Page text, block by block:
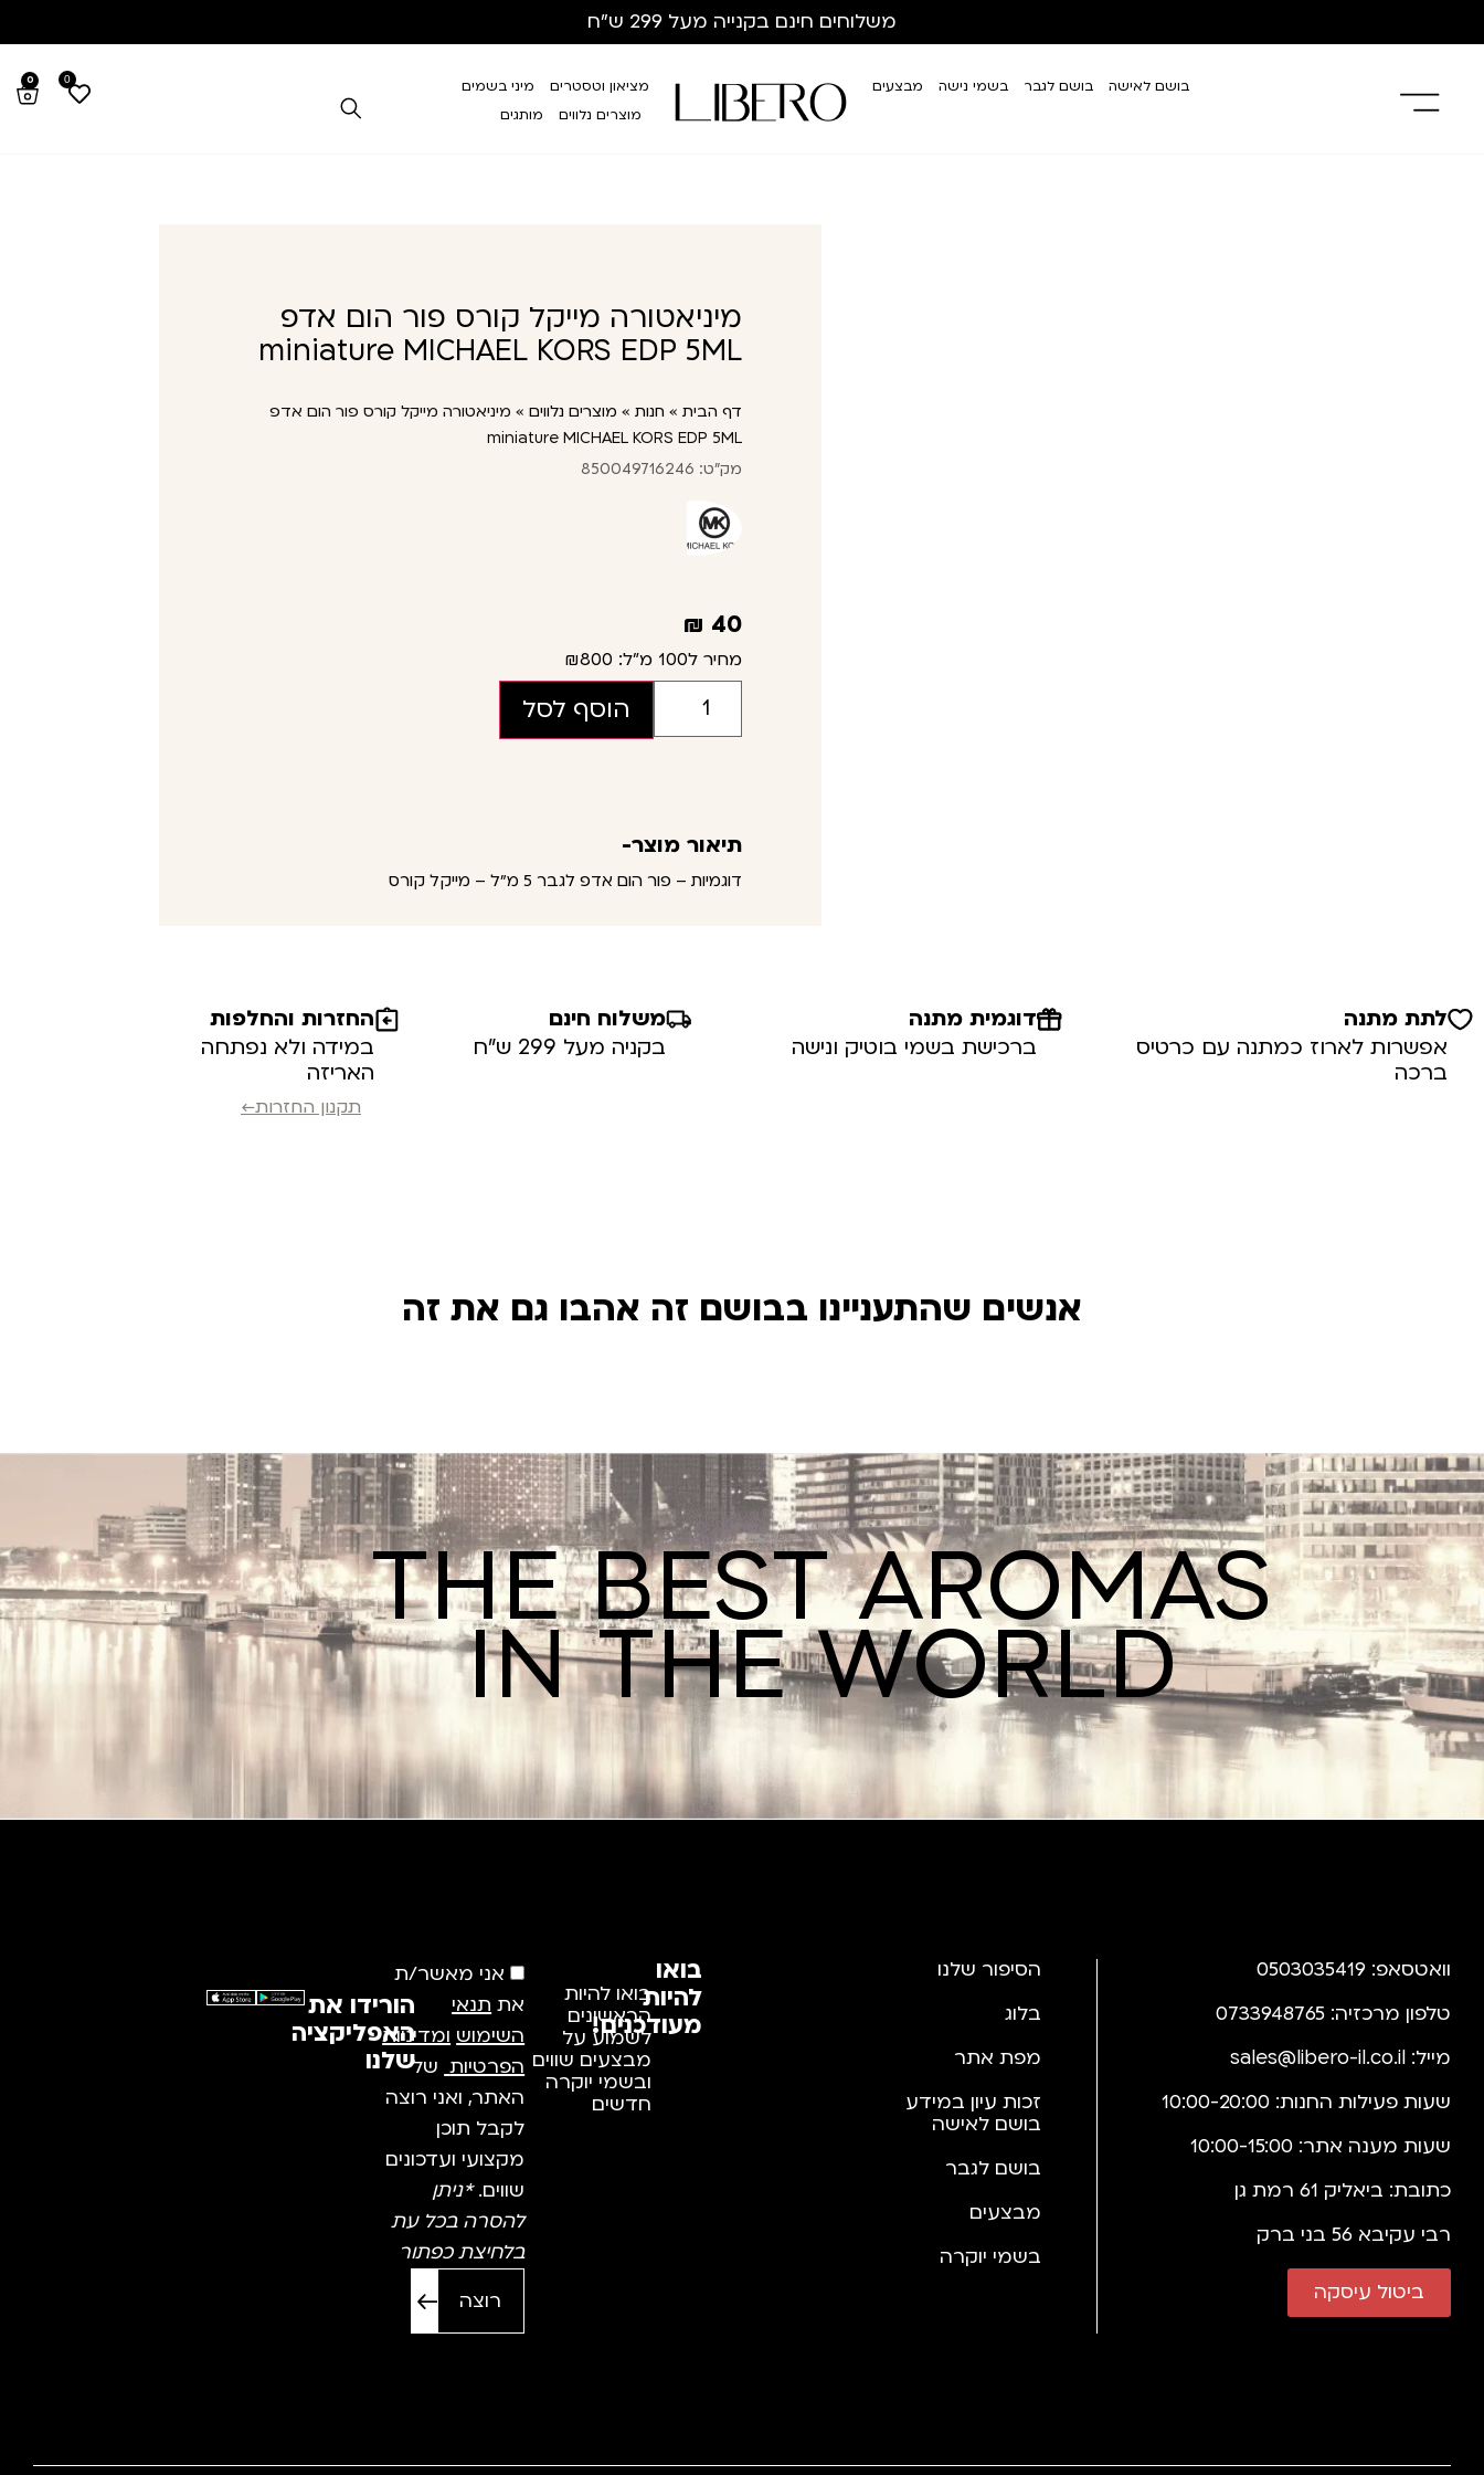
משלוחים חינם בקנייה מעל 299 ש”ח
בושם לאישה בושם לגבר בשמי נישה מבצעים מציאון וטסטרים
מיני בשמים
מוצרים נלווים
מותגים
0
0
מיניאטורה מייקל קורס פור הום אדפ
miniature MICHAEL KORS EDP 5ML
דף הבית » חנות » מוצרים נלווים » מיניאטורה מייקל קורס פור הום אדפ
miniature MICHAEL KORS EDP 5ML
מק"ט: 850049716246
40
₪
מחיר ל100 מ"ל: ₪800
הוסף לסל
תיאור מוצר-
דוגמיות – פור הום אדפ לגבר 5 מ"ל – מייקל קורס
לתת מתנה
אפשרות לארוז כמתנה עם כרטיס
ברכה
דוגמית מתנה
ברכישת בשמי בוטיק ונישה
משלוח חינם
בקניה מעל 299 ש”ח
החזרות והחלפות
במידה ולא נפתחה
האריזה
תקנון החזרות←
אנשים שהתעניינו בבושם זה אהבו גם את זה
THE BEST AROMAS
IN THE WORLD
וואטסאפ: 0503035419
טלפון מרכזיה: 0733948765
מייל: sales@libero-il.co.il
שעות פעילות החנות: 10:00-20:00
שעות מענה אתר: 10:00-15:00
כתובת: ביאליק 61 רמת גן
רבי עקיבא 56 בני ברק
ביטול עיסקה
הסיפור שלנו
בלוג
מפת אתר
זכות עיון במידע
בושם לאישה
בושם לגבר
מבצעים
בשמי יוקרה
בואו
להיות
מעודכנים!
בואו להיות
הראשונים
לשמוע על
מבצעים שווים
ובשמי יוקרה
חדשים
אני מאשר/ת
אתתנאי
השימוש ומדיניות
הפרטיות של
האתר, ואני רוצה
לקבל תוכן
מקצועי ועדכונים
שווים.*ניתן
להסרה בכל עת
בלחיצת כפתור
הורידו את
האפליקציה
שלנו